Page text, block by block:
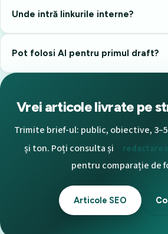
Unde intră linkurile interne?
Pot folosi AI pentru primul draft?
Vrei articole livrate pe
Trimite brief-ul: public, obiective,
și ton. Poți consulta și
pentru comparație de
Articole SEO